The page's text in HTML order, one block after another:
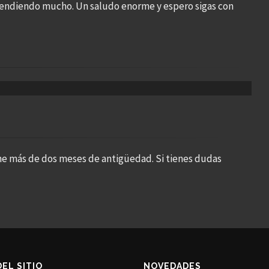
mucho. Un saludo enorme y espero sigas con
de dos meses de antigüedad. Si tienes dudas
SITIO NOVEDADES